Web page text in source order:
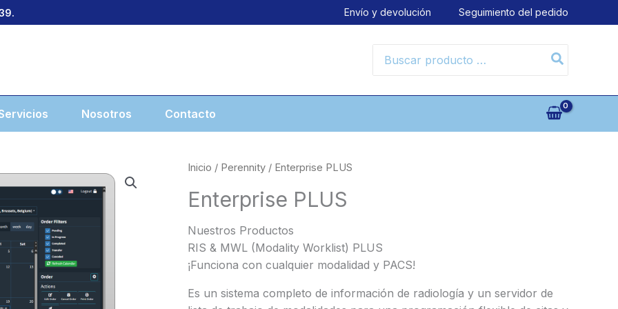
Envío y devolución Seguimiento del pedido
for:
Nosotros Contacto
Inicio / Perennity / Enterprise PLUS
Enterprise PLUS
Nuestros Productos
RIS & MWL (Modality Worklist) PLUS
¡Funciona con cualquier modalidad y PACS!
Es un sistema completo de información de radiología y un servidor de